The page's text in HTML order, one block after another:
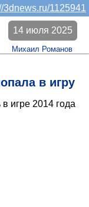
3dnews.ru/1125941
в игру
14 июля 2025
Михаил Романов
игре 2014 года